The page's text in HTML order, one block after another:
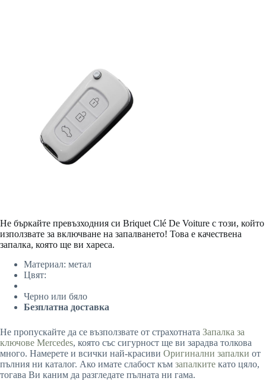
Не бъркайте превъзходния си Briquet Clé De Voiture с този, който
използвате за включване на запалването! Това е качествена
запалка, която ще ви хареса.
Материал: метал
Цвят:
Черно или бяло
Безплатна доставка
Не пропускайте да се възползвате от страхотната Запалка за
ключове Mercedes, която със сигурност ще ви зарадва толкова
много. Намерете и всички най-красиви Оригинални запалки от
пълния ни каталог. Ако имате слабост към запалките като цяло,
тогава Ви каним да разгледате пълната ни гама.